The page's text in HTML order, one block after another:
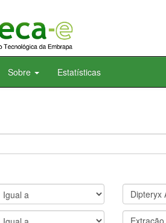
Sobre Estatísticas